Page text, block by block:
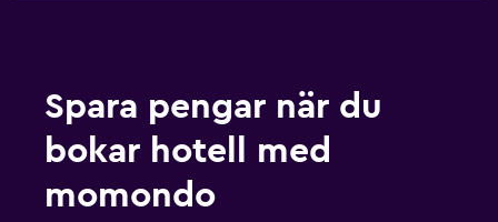
Spara pengar när du
bokar hotell med
momondo